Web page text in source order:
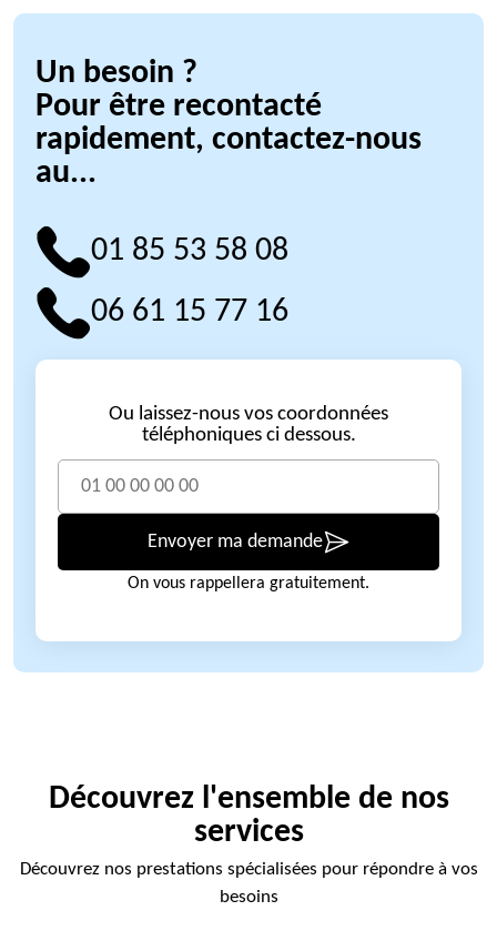
Un besoin ?
Pour être recontacté
rapidement, contactez-nous
au...
01 85 53 58 08
06 61 15 77 16
Ou laissez-nous vos coordonnées
téléphoniques ci dessous.
Envoyer ma demande
On vous rappellera gratuitement.
Découvrez l'ensemble de nos
services
Découvrez nos prestations spécialisées pour répondre à vos
besoins